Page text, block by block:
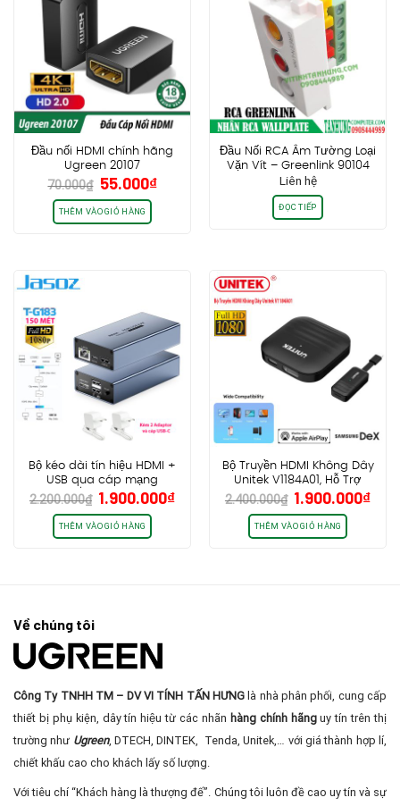
Đầu nối HDMI chính hãng
Ugreen 20107
70.000₫ Giá
gốc
là:
70.000₫.
55.000₫Giá
THÊM VÀO GIỎ HÀNG
Đầu Nối RCA Âm Tường Loại
Vặn Vít – Greenlink 90104
Liên hệ
ĐỌC TIẾP
Bộ kéo dài tín hiệu HDMI +
USB qua cáp mạng
CAT5e/CAT6 dài 150M
Jasoz T-G183
2.200.000₫ Giá
gốc
là:
2.200.000₫.
1.900.000₫Giá
THÊM VÀO GIỎ HÀNG
Bộ Truyền HDMI Không Dây
Unitek V1184A01, Hỗ Trợ
cổng USB-C, AirPlay &
Samsung DeX Full
HD@60Hz
2.400.000₫ Giá
gốc
là:
2.400.000₫.
1.900.000₫Giá
THÊM VÀO GIỎ HÀNG
Về chúng tôi
Công Ty TNHH TM – DV VI TÍNH TẤN HƯNG là nhà phân phối, cung cấp
thiết bị phụ kiện, dây tín hiệu từ các nhãn hàng chính hãnguy tín trên thị
trường như Ugreen, DTECH, DINTEK, Tenda, Unitek,… với giá thành hợp lí,
chiết khấu cao cho khách lấy số lượng.
Với tiêu chí “Khách hàng là thượng đế”. Chúng tôi luôn đề cao uy tín và sự